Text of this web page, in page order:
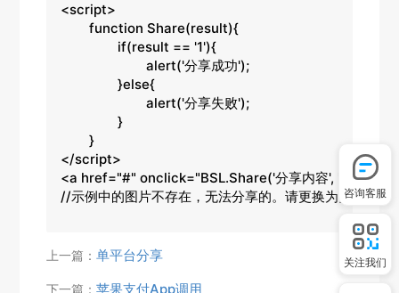
<script>
	function Share(result){
			alert('分享成功');
		}else{
			alert('分享失败');
		}
	}
</script>
<a href="#" onclick="BSL.Share('分享内容', 'http://
//示例中的图片不存在，无法分享的。请更换为实现存在
上一篇：单平台分享
下一篇：苹果支付App调用
咨询客服
关注我们